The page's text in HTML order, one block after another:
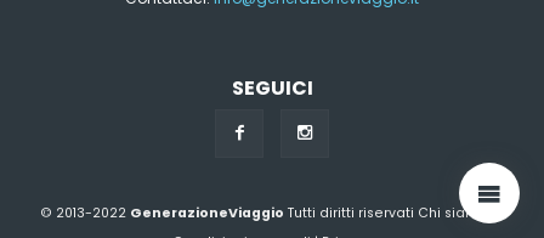
SEGUICI
© 2013-2022 GenerazioneViaggio Tutti diritti riservati Chi siamo?